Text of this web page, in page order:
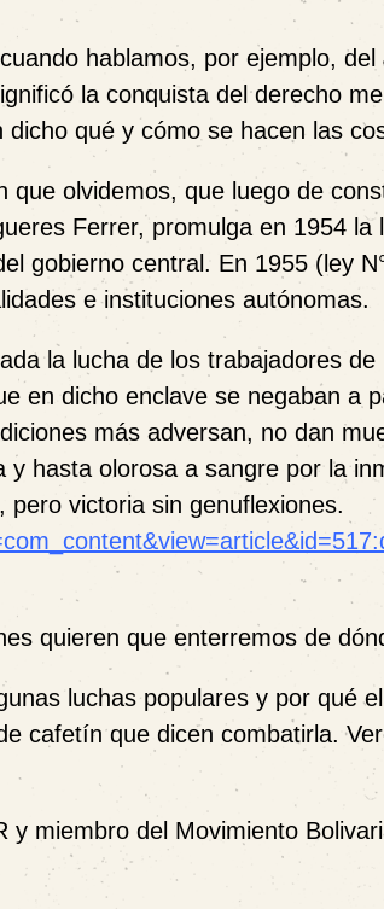
hablamos, por ejemplo, del
la conquista del derecho
dicho qué y cómo se hacen las
que olvidemos, que luego de
Ferrer, promulga en 1954 la
gobierno central. En 1955 (ley
e instituciones autónomas.
la lucha de los trabajadores
en dicho enclave se negaban a
más adversan, no dan
hasta olorosa a sangre por la
victoria sin genuflexiones.
quieren que enterremos de
luchas populares y por qué
cafetín que dicen combatirla.
miembro del Movimiento